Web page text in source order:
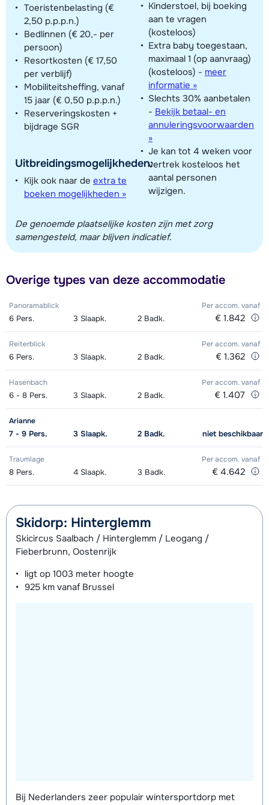
Toeristenbelasting (€
2,50 p.p.p.n.)
Bedlinnen (€ 20,- per
persoon)
Resortkosten (€ 17,50
per verblijf)
Mobiliteitsheffing, vanaf
15 jaar (€ 0,50 p.p.p.n.)
Reserveringskosten +
bijdrage SGR
Uitbreidingsmogelijkheden:
Kijk ook naar de extra te
boeken mogelijkheden »
Kinderstoel, bij boeking
aan te vragen
(kosteloos)
Extra baby toegestaan,
maximaal 1 (op aanvraag)
(kosteloos) - meer
informatie »
Slechts 30% aanbetalen
- Bekijk betaal- en
annuleringsvoorwaarden
»
Je kan tot 4 weken voor
vertrek kosteloos het
aantal personen
wijzigen.
De genoemde plaatselijke kosten zijn met zorg
samengesteld, maar blijven indicatief.
Overige types van deze accommodatie
Panoramablick Per accom. vanaf
6 Pers. 3 Slaapk. 2 Badk. € 1.842
Reiterblick Per accom. vanaf
6 Pers. 3 Slaapk. 2 Badk. € 1.362
Hasenbach Per accom. vanaf
6 - 8 Pers. 3 Slaapk. 2 Badk. € 1.407
Arianne
7 - 9 Pers. 3 Slaapk. 2 Badk. niet beschikbaar
Traumlage Per accom. vanaf
8 Pers. 4 Slaapk. 3 Badk. € 4.642
Skidorp: Hinterglemm
Skicircus Saalbach / Hinterglemm / Leogang /
Fieberbrunn, Oostenrijk
ligt op 1003 meter hoogte
925 km vanaf Brussel
Bij Nederlanders zeer populair wintersportdorp met